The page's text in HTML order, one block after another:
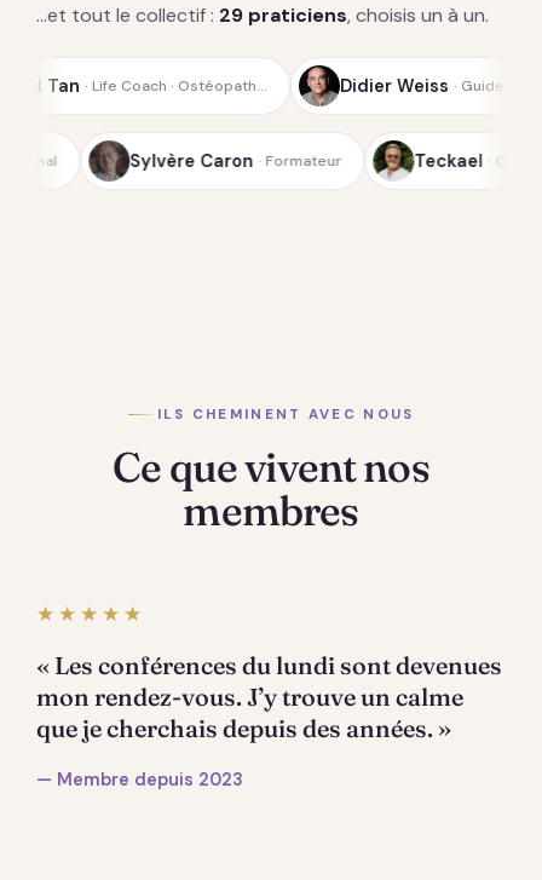
…et tout le collectif : 29 praticiens, choisis un à un.
· Ostéopath… Didier Weiss · Guide spirituel de la…
· Médium-canal Sylvère Caron · Formateur
ILS CHEMINENT AVEC NOUS
Ce que vivent nos
membres
★★★★★
« Les conférences du lundi sont devenues
mon rendez-vous. J’y trouve un calme
que je cherchais depuis des années. »
— Membre depuis 2023